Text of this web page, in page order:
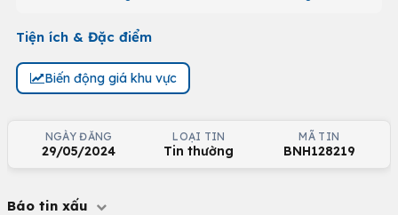
Tiện ích & Đặc điểm
Biến động giá khu vực
NGÀY ĐĂNG
29/05/2024
LOẠI TIN
Tin thường
MÃ TIN
BNH128219
Báo tin xấu